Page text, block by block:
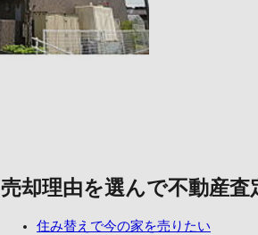
売却理由を選んで不動産査
住み替えで今の家を売りたい